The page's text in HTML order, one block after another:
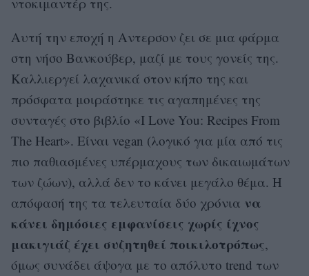
Αυτή την εποχή η Αντερσον ζει σε μια φάρμα
στη νήσο Βανκούβερ, μαζί με τους γονείς της.
Καλλιεργεί λαχανικά στον κήπο της και
πρόσφατα μοιράστηκε τις αγαπημένες της
συνταγές στο βιβλίο «I Love You: Recipes From
The Heart». Είναι vegan (λογικό για μία από τις
πιο παθιασμένες υπέρμαχους των δικαιωμάτων
των ζώων), αλλά δεν το κάνει μεγάλο θέμα. Η
απόφασή της τα τελευταία δύο χρόνια να
κάνει δημόσιες εμφανίσεις χωρίς ίχνος
μακιγιάζ έχει συζητηθεί ποικιλοτρόπως,
όμως συνάδει άψογα με το απόλυτο trend των